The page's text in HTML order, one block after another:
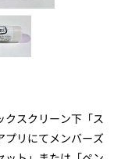
クスクリーン下「ス
プリにてメンバーズ